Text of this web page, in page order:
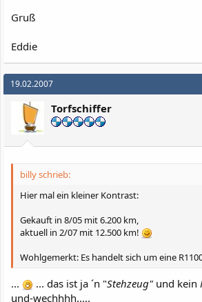
Gruß
Eddie
19.02.2007
Torfschiffer
billy schrieb:
Hier mal ein kleiner Kontrast:
Gekauft in 8/05 mit 6.200 km,
aktuell in 2/07 mit 12.500 km!
Wohlgemerkt: Es handelt sich um eine
... ... das ist ja ´n "Stehzeug" und kein
und-wechhhh.....